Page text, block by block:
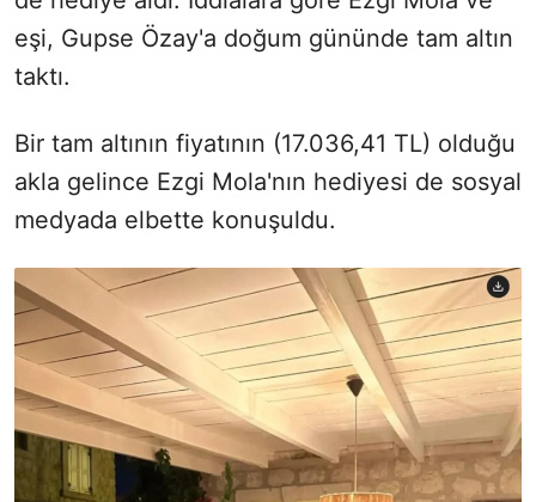
eşi, Gupse Özay'a doğum gününde tam altın
taktı.
Bir tam altının fiyatının (17.036,41 TL) olduğu
akla gelince Ezgi Mola'nın hediyesi de sosyal
medyada elbette konuşuldu.